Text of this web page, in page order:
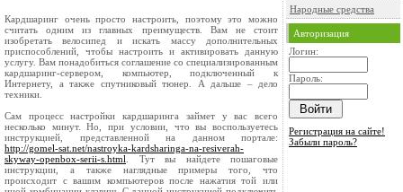
Кардшаринг очень просто настроить, поэтому это можно
считать одним из главных преимуществ. Вам не стоит
изобретать велосипед и искать массу дополнительных
приспособлений, чтобы настроить и активировать данную
услугу. Вам понадобиться соглашение со специализированным
кардшаринг-сервером, компьютер, подключенный к
Интернету, а также спутниковый тюнер. А дальше – дело
техники.
Сам процесс настройки кардшаринга займет у вас всего
несколько минут. Но, при условии, что вы воспользуетесь
инструкцией, представленной на данном портале:
http://gomel-sat.net/nastroyka-kardsharinga-na-resiverah-
skyway-openbox-serii-s.html . Тут вы найдете пошаговые
инструкции, а также наглядные примеры того, что
происходит с вашим компьютеров после нажатия той или
Народные средства
Авторизация
Логин:
Пароль:
Регистрация на сайте!
Забыли пароль?